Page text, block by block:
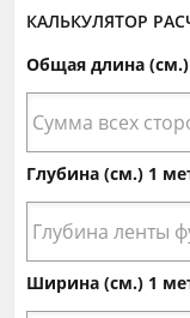
КАЛЬКУЛЯТОР
Общая длина (см.)
Глубина (см.) 1
Ширина (см.) 1